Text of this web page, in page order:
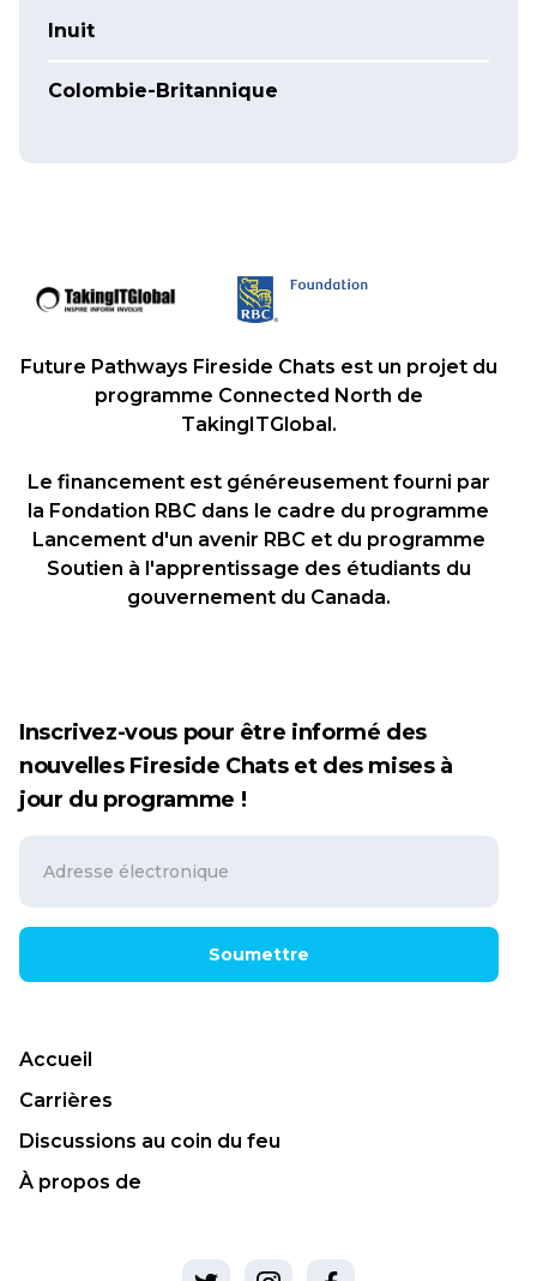
Inuit
Colombie-Britannique
Future Pathways Fireside Chats est un projet du
programme Connected North de
TakingITGlobal.
Le financement est généreusement fourni par
la Fondation RBC dans le cadre du programme
Lancement d'un avenir RBC et du programme
Soutien à l'apprentissage des étudiants du
gouvernement du Canada.
Inscrivez-vous pour être informé des
nouvelles Fireside Chats et des mises à
jour du programme !
Soumettre
Accueil
Carrières
Discussions au coin du feu
À propos de